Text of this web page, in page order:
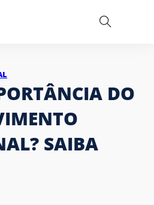
DO
SAIBA